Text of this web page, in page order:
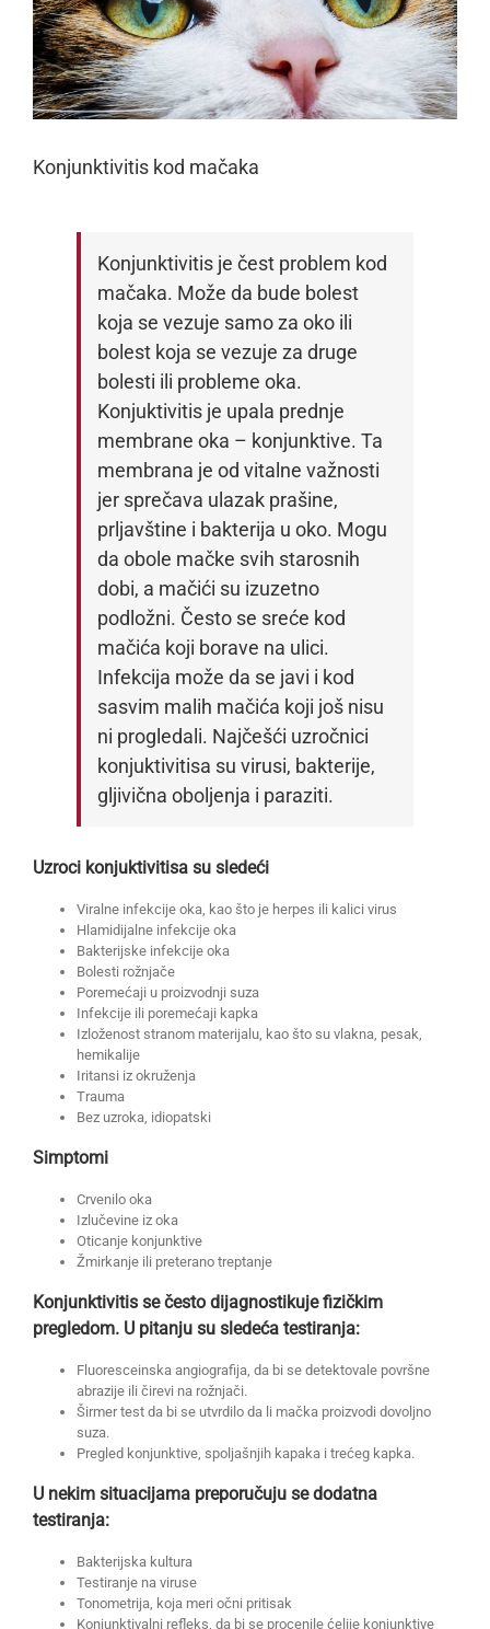
Konjunktivitis kod mačaka
Konjunktivitis je čest problem kod
mačaka. Može da bude bolest
koja se vezuje samo za oko ili
bolest koja se vezuje za druge
bolesti ili probleme oka.
Konjuktivitis je upala prednje
membrane oka – konjunktive. Ta
membrana je od vitalne važnosti
jer sprečava ulazak prašine,
prljavštine i bakterija u oko. Mogu
da obole mačke svih starosnih
dobi, a mačići su izuzetno
podložni. Često se sreće kod
mačića koji borave na ulici.
Infekcija može da se javi i kod
sasvim malih mačića koji još nisu
ni progledali. Najčešći uzročnici
konjuktivitisa su virusi, bakterije,
gljivična oboljenja i paraziti.
Uzroci konjuktivitisa su sledeći
Viralne infekcije oka, kao što je herpes ili kalici virus
Hlamidijalne infekcije oka
Bakterijske infekcije oka
Bolesti rožnjače
Poremećaji u proizvodnji suza
Infekcije ili poremećaji kapka
Izloženost stranom materijalu, kao što su vlakna, pesak,
hemikalije
Iritansi iz okruženja
Trauma
Bez uzroka, idiopatski
Simptomi
Crvenilo oka
Izlučevine iz oka
Oticanje konjunktive
Žmirkanje ili preterano treptanje
Konjunktivitis se često dijagnostikuje fizičkim
pregledom. U pitanju su sledeća testiranja:
Fluoresceinska angiografija, da bi se detektovale površne
abrazije ili čirevi na rožnjači.
Širmer test da bi se utvrdilo da li mačka proizvodi dovoljno
suza.
Pregled konjunktive, spoljašnjih kapaka i trećeg kapka.
U nekim situacijama preporučuju se dodatna
testiranja:
Bakterijska kultura
Testiranje na viruse
Tonometrija, koja meri očni pritisak
Konjunktivalni refleks, da bi se procenile ćelije konjunktive